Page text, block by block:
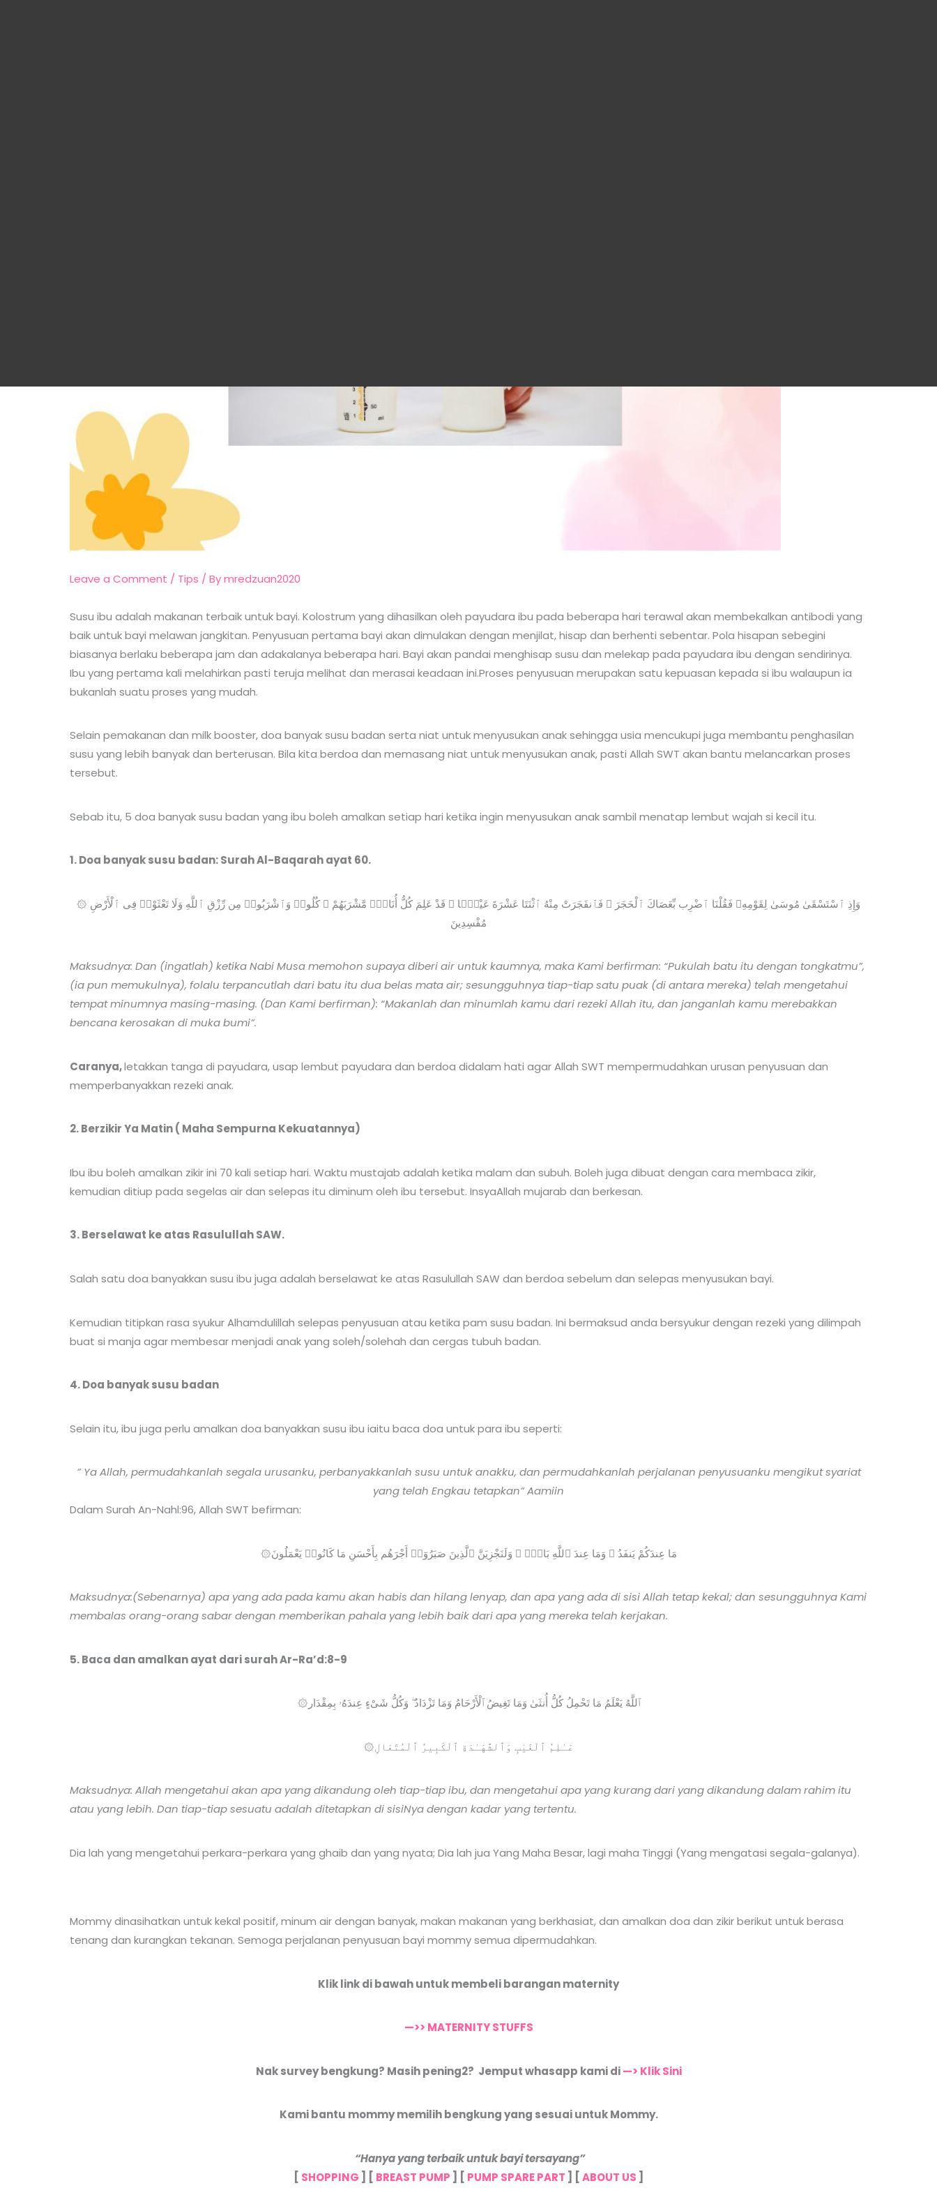
Leave a Comment / Tips / Bymredzuan2020
Susu ibu adalah makanan terbaik untuk bayi. Kolostrum yang dihasilkan oleh payudara ibu pada beberapa hari terawal akan membekalkan antibodi yang
baik untuk bayi melawan jangkitan. Penyusuan pertama bayi akan dimulakan dengan menjilat, hisap dan berhenti sebentar. Pola hisapan sebegini
biasanya berlaku beberapa jam dan adakalanya beberapa hari. Bayi akan pandai menghisap susu dan melekap pada payudara ibu dengan sendirinya.
Ibu yang pertama kali melahirkan pasti teruja melihat dan merasai keadaan ini.Proses penyusuan merupakan satu kepuasan kepada si ibu walaupun ia
bukanlah suatu proses yang mudah.
Selain pemakanan dan milk booster, doa banyak susu badan serta niat untuk menyusukan anak sehingga usia mencukupi juga membantu penghasilan
susu yang lebih banyak dan berterusan. Bila kita berdoa dan memasang niat untuk menyusukan anak, pasti Allah SWT akan bantu melancarkan proses
tersebut.
Sebab itu, 5 doa banyak susu badan yang ibu boleh amalkan setiap hari ketika ingin menyusukan anak sambil menatap lembut wajah si kecil itu.
1. Doa banyak susu badan: Surah Al-Baqarah ayat 60.
۞ وَإِذِ ٱسْتَسْقَىٰ مُوسَىٰ لِقَوْمِهِۦ فَقُلْنَا ٱضْرِب بِّعَصَاكَ ٱلْحَجَرَ ۖ فَٱنفَجَرَتْ مِنْهُ ٱثْنَتَا عَشْرَةَ عَيْنًۭا ۖ قَدْ عَلِمَ كُلُّ أُنَاسٍۢ مَّشْرَبَهُمْ ۖ كُلُوا۟ وَٱشْرَبُوا۟ مِن رِّزْقِ ٱللَّهِ وَلَا تَعْثَوْا۟ فِى ٱلْأَرْضِ
مُفْسِدِينَ
Maksudnya: Dan (ingatlah) ketika Nabi Musa memohon supaya diberi air untuk kaumnya, maka Kami berfirman: “Pukulah batu itu dengan tongkatmu”,
(ia pun memukulnya), folalu terpancutlah dari batu itu dua belas mata air; sesungguhnya tiap-tiap satu puak (di antara mereka) telah mengetahui
tempat minumnya masing-masing. (Dan Kami berfirman): “Makanlah dan minumlah kamu dari rezeki Allah itu, dan janganlah kamu merebakkan
bencana kerosakan di muka bumi”.
Caranya,letakkan tanga di payudara, usap lembut payudara dan berdoa didalam hati agar Allah SWT mempermudahkan urusan penyusuan dan
memperbanyakkan rezeki anak.
2. Berzikir Ya Matin ( Maha Sempurna Kekuatannya)
Ibu ibu boleh amalkan zikir ini 70 kali setiap hari. Waktu mustajab adalah ketika malam dan subuh. Boleh juga dibuat dengan cara membaca zikir,
kemudian ditiup pada segelas air dan selepas itu diminum oleh ibu tersebut. InsyaAllah mujarab dan berkesan.
3. Berselawat ke atas Rasulullah SAW.
Salah satu doa banyakkan susu ibu juga adalah berselawat ke atas Rasulullah SAW dan berdoa sebelum dan selepas menyusukan bayi.
Kemudian titipkan rasa syukur Alhamdulillah selepas penyusuan atau ketika pam susu badan. Ini bermaksud anda bersyukur dengan rezeki yang dilimpah
buat si manja agar membesar menjadi anak yang soleh/solehah dan cergas tubuh badan.
4. Doa banyak susu badan
Selain itu, ibu juga perlu amalkan doa banyakkan susu ibu iaitu baca doa untuk para ibu seperti:
” Ya Allah, permudahkanlah segala urusanku, perbanyakkanlah susu untuk anakku, dan permudahkanlah perjalanan penyusuanku mengikut syariat
yang telah Engkau tetapkan” Aamiin
Dalam Surah An-Nahl:96, Allah SWT befirman:
۞مَا عِندَكُمْ يَنفَدُ ۖ وَمَا عِندَ ٱللَّهِ بَاقٍۢ ۗ وَلَنَجْزِيَنَّ ٱلَّذِينَ صَبَرُوٓا۟ أَجْرَهُم بِأَحْسَنِ مَا كَانُوا۟ يَعْمَلُونَ
Maksudnya:(Sebenarnya) apa yang ada pada kamu akan habis dan hilang lenyap, dan apa yang ada di sisi Allah tetap kekal; dan sesungguhnya Kami
membalas orang-orang sabar dengan memberikan pahala yang lebih baik dari apa yang mereka telah kerjakan.
5. Baca dan amalkan ayat dari surah Ar-Ra’d:8-9
۞ٱللَّهُ يَعْلَمُ مَا تَحْمِلُ كُلُّ أُنثَىٰ وَمَا تَغِيضُ ٱلْأَرْحَامُ وَمَا تَزْدَادُ ۖ وَكُلُّ شَىْءٍ عِندَهُۥ بِمِقْدَار
۞عَـٰلِمُ ٱلْغَيْبِ وَٱلشَّهَـٰدَةِ ٱلْكَبِيرُ ٱلْمُتَعَالِ
Maksudnya: Allah mengetahui akan apa yang dikandung oleh tiap-tiap ibu, dan mengetahui apa yang kurang dari yang dikandung dalam rahim itu
atau yang lebih. Dan tiap-tiap sesuatu adalah ditetapkan di sisiNya dengan kadar yang tertentu.
Dia lah yang mengetahui perkara-perkara yang ghaib dan yang nyata; Dia lah jua Yang Maha Besar, lagi maha Tinggi (Yang mengatasi segala-galanya).
Mommy dinasihatkan untuk kekal positif, minum air dengan banyak, makan makanan yang berkhasiat, dan amalkan doa dan zikir berikut untuk berasa
tenang dan kurangkan tekanan. Semoga perjalanan penyusuan bayi mommy semua dipermudahkan.
Klik link di bawah untuk membeli barangan maternity
—>> MATERNITY STUFFS
Nak survey bengkung? Masih pening2? Jemput whasapp kami di—> Klik Sini
Kami bantu mommy memilih bengkung yang sesuai untuk Mommy.
“Hanya yang terbaik untuk bayi tersayang”
[ SHOPPING ] [ BREAST PUMP ] [ PUMP SPARE PART ] [ABOUT US ]